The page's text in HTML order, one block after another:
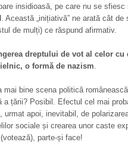
insidioasă, pe care nu se
. Această „inițiativă” ne arată cât
de mulți) ce răspund afirmativ.
dreptului de vot al celor cu
o formă de nazism.
mai bine scena politică
a țării? Posibil. Efectul cel mai
urmat apoi, inevitabil, de
sociale și crearea unor caste
parte-și face!